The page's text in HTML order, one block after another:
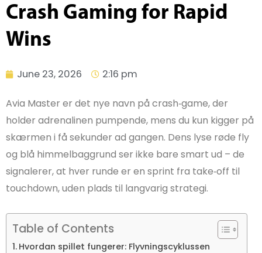
Crash Gaming for Rapid
Wins
June 23, 2026 2:16 pm
Avia Master er det nye navn på crash‑game, der
holder adrenalinen pumpende, mens du kun kigger på
skærmen i få sekunder ad gangen. Dens lyse røde fly
og blå himmelbaggrund ser ikke bare smart ud – de
signalerer, at hver runde er en sprint fra take‑off til
touchdown, uden plads til langvarig strategi.
Table of Contents
Hvordan spillet fungerer: Flyvningscyklussen